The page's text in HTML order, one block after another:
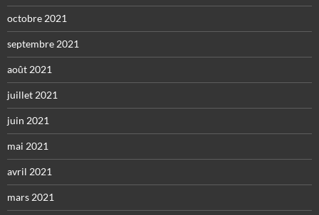
octobre 2021
septembre 2021
août 2021
juillet 2021
juin 2021
mai 2021
avril 2021
mars 2021